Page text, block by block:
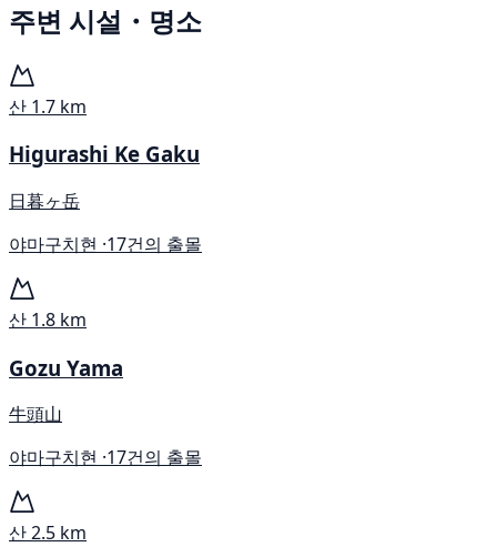
주변 시설・명소
산 1.7 km
Higurashi Ke Gaku
日暮ヶ岳
야마구치현 ·17건의 출몰
산 1.8 km
Gozu Yama
牛頭山
야마구치현 ·17건의 출몰
산2.5 km